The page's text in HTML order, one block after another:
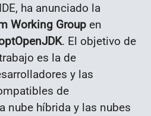
ha anunciado la
Working Group en
. El objetivo de
es la de
y las
de
nube híbrida y las nubes